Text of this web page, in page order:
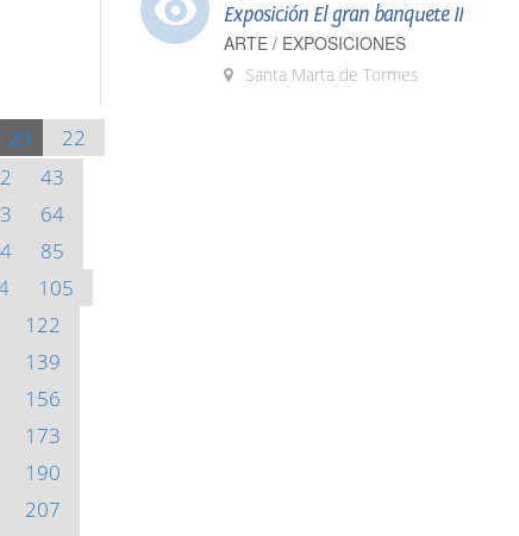
21
22
43
64
85
105
122
139
156
173
190
207
Exposición El gran banquete II
ARTE / EXPOSICIONES
Santa Marta de Tormes